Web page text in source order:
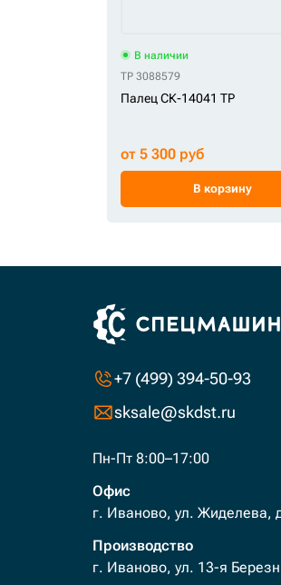
В наличии
TP 3088579
Палец СК-14041 TP
от 5 300 руб
В корзину
+7 (499) 394-50-93
sksale@skdst.ru
Пн-Пт 8:00–17:00
Офис
г. Иваново, ул. Жиделева,
Производство
г. Иваново, ул. 13-я